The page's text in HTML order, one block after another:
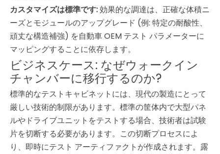
カスタマイズは標準です:効果的な調達は、正確な体積ニ
ーズとモジュールのアップグレード (例: 特定の耐酸性、
頑丈な構造補強) を自動車 OEM テスト パラメーターに
マッピングすることに依存します。
ビジネスケース: なぜウォークイン
チャンバーに移行するのか?
標準的なテストキャビネットには、現代の製造にとって
厳しい技術的制限があります。標準の筐体内で大型パネ
ルやドライブユニットをテストする場合、技術者は試験
片を切断する必要があります。この切断プロセスによ
り、即時にテスト アーティファクトが作成されます。露